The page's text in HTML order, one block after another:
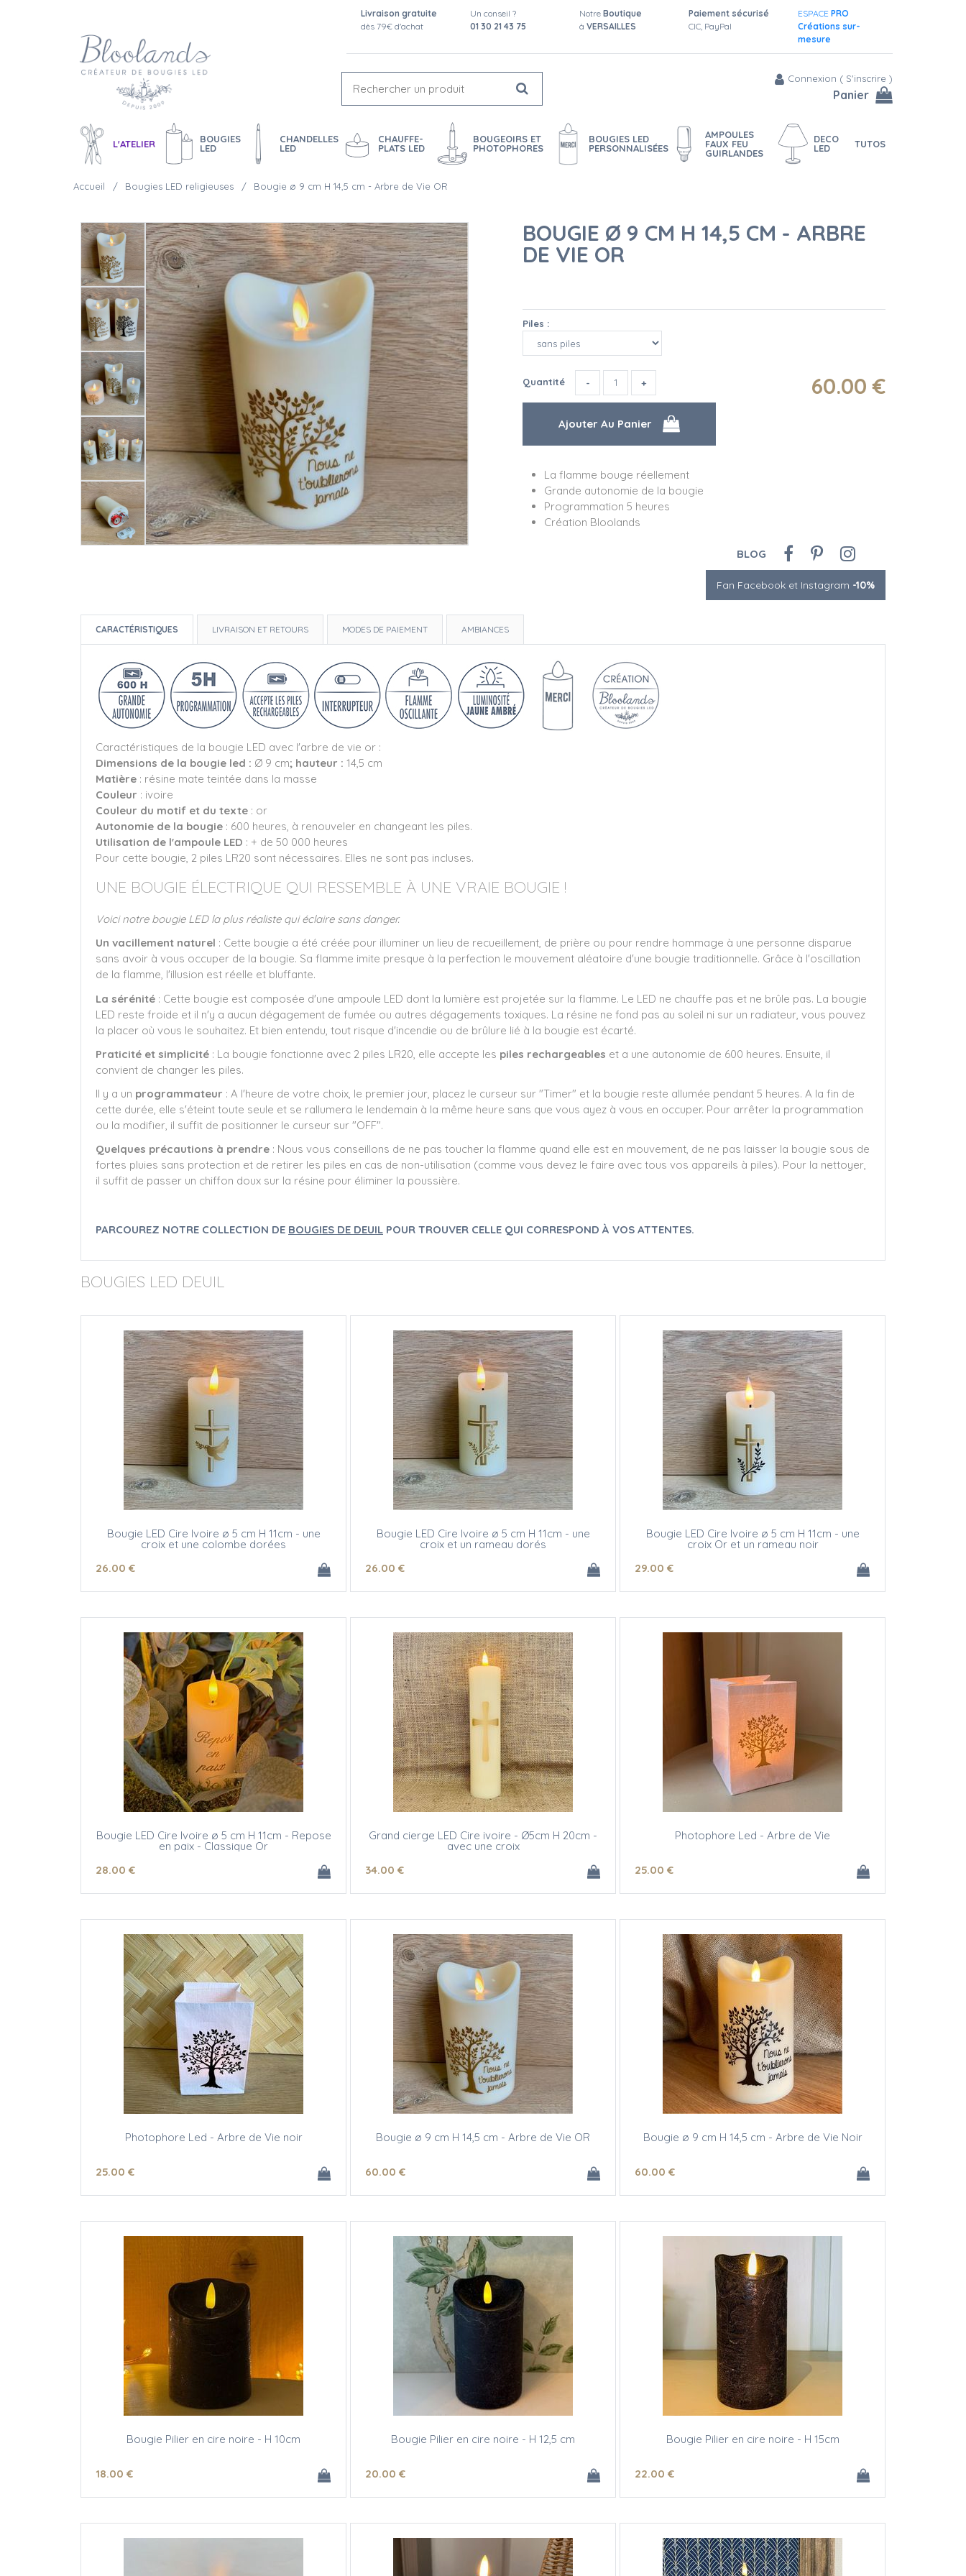
Livraison gratuite
dès 79€ d'achat
Un conseil ?
01 30 21 43 75
Notre Boutique
à VERSAILLES
Paiement sécurisé
CIC, PayPal
ESPACE PRO
Créations sur-
mesure
Connexion ( S'inscrire )
Panier
L'ATELIER
BOUGIES
LED
CHANDELLES
LED
CHAUFFE-
PLATS LED
BOUGEOIRS ET
PHOTOPHORES
BOUGIES LED
PERSONNALISÉES
AMPOULES
FAUX FEU
GUIRLANDES
DECO
LED
TUTOS
Accueil Bougies LED religieuses Bougie ø 9 cm H 14,5 cm - Arbre de Vie OR
BOUGIE Ø 9 CM H 14,5 CM - ARBRE
DE VIE OR
Piles :
60.00 €
Quantité
La flamme bouge réellement
Grande autonomie de la bougie
Programmation 5 heures
Création Bloolands
BLOG
Fan Facebook et Instagram -10%
CARACTÉRISTIQUES LIVRAISON ET RETOURS MODES DE PAIEMENT AMBIANCES
Caractéristiques de la bougie LED avec l'arbre de vie or :
Dimensions de la bougie led : Ø 9 cm; hauteur : 14,5 cm
Matière : résine mate teintée dans la masse
Couleur : ivoire
Couleur du motif et du texte : or
Autonomie de la bougie : 600 heures, à renouveler en changeant les piles.
Utilisation de l'ampoule LED : + de 50 000 heures
Pour cette bougie, 2 piles LR20 sont nécessaires. Elles ne sont pas incluses.
UNE BOUGIE ÉLECTRIQUE QUI RESSEMBLE À UNE VRAIE BOUGIE !
Voici notre bougie LED la plus réaliste qui éclaire sans danger.
Un vacillement naturel : Cette bougie a été créée pour illuminer un lieu de recueillement, de prière ou pour rendre hommage à une personne disparue
sans avoir à vous occuper de la bougie. Sa flamme imite presque à la perfection le mouvement aléatoire d'une bougie traditionnelle. Grâce à l'oscillation
de la flamme, l'illusion est réelle et bluffante.
La sérénité : Cette bougie est composée d'une ampoule LED dont la lumière est projetée sur la flamme. Le LED ne chauffe pas et ne brûle pas. La bougie
LED reste froide et il n'y a aucun dégagement de fumée ou autres dégagements toxiques. La résine ne fond pas au soleil ni sur un radiateur, vous pouvez
la placer où vous le souhaitez. Et bien entendu, tout risque d'incendie ou de brûlure lié à la bougie est écarté.
Praticité et simplicité : La bougie fonctionne avec 2 piles LR20, elle accepte les piles rechargeables et a une autonomie de 600 heures. Ensuite, il
convient de changer les piles.
Il y a un programmateur : A l'heure de votre choix, le premier jour, placez le curseur sur "Timer" et la bougie reste allumée pendant 5 heures. A la fin de
cette durée, elle s'éteint toute seule et se rallumera le lendemain à la même heure sans que vous ayez à vous en occuper. Pour arrêter la programmation
ou la modifier, il suffit de positionner le curseur sur "OFF".
Quelques précautions à prendre : Nous vous conseillons de ne pas toucher la flamme quand elle est en mouvement, de ne pas laisser la bougie sous de
fortes pluies sans protection et de retirer les piles en cas de non-utilisation (comme vous devez le faire avec tous vos appareils à piles). Pour la nettoyer,
il suffit de passer un chiffon doux sur la résine pour éliminer la poussière.
PARCOUREZ NOTRE COLLECTION DE BOUGIES DE DEUIL POUR TROUVER CELLE QUI CORRESPOND À VOS ATTENTES.
BOUGIES LED DEUIL
Bougie LED Cire Ivoire ø 5 cm H 11cm - une
croix et une colombe dorées
26.00 €
Bougie LED Cire Ivoire ø 5 cm H 11cm - une
croix et un rameau dorés
26.00 €
Bougie LED Cire Ivoire ø 5 cm H 11cm - une
croix Or et un rameau noir
29.00 €
Bougie LED Cire Ivoire ø 5 cm H 11cm - Repose
en paix - Classique Or
28.00 €
Grand cierge LED Cire ivoire - Ø5cm H 20cm -
avec une croix
34.00 €
Photophore Led - Arbre de Vie
25.00 €
Photophore Led - Arbre de Vie noir
25.00 €
Bougie ø 9 cm H 14,5 cm - Arbre de Vie OR
60.00 €
Bougie ø 9 cm H 14,5 cm - Arbre de Vie Noir
60.00 €
Bougie Pilier en cire noire - H 10cm
18.00 €
Bougie Pilier en cire noire - H 12,5 cm
20.00 €
Bougie Pilier en cire noire - H 15cm
22.00 €